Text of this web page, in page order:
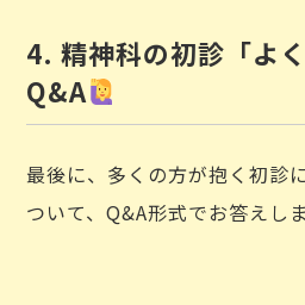
4. 精神科の初診「よ
Q&A
最後に、多くの方が抱く初診
ついて、Q&A形式でお答えしま